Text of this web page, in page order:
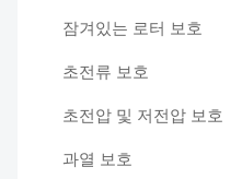
잠겨있는 로터 보호
초전류 보호
초전압 및 저전압 보호
과열 보호